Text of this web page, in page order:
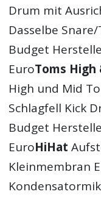
Drum mit
Dasselbe
Budget
EuroToms High
High und Mid
Schlagfell Kick
Budget
EuroHiHat
Kleinmembran